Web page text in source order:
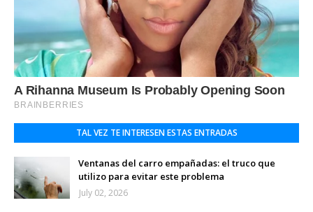
TAL VEZ TE INTERESEN ESTAS ENTRADAS
Ventanas del carro empañadas: el truco que
utilizo para evitar este problema
July 02, 2026